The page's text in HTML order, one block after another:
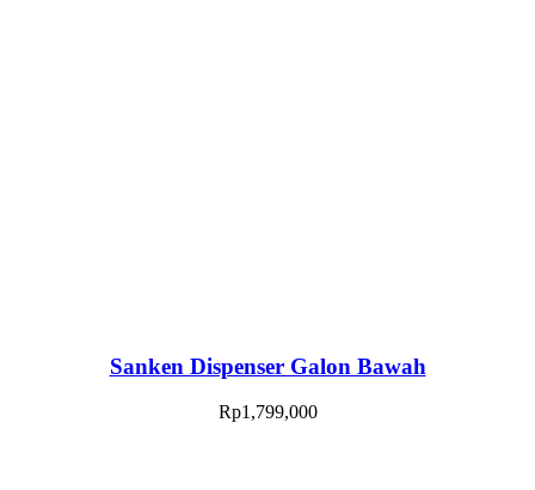
Sanken Dispenser Galon Bawah
Rp1,799,000